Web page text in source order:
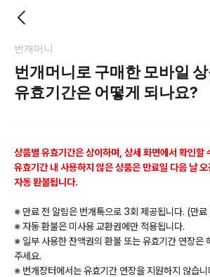
번개머니
번개머니로 구매한 모바일
유효기간은 어떻게 되나요?
상품별 유효기간은 상이하며, 상세 화면에서 확인할
유효기간 내 사용하지 않은 상품은 만료일 다음 날
자동 환불됩니다.
※ 만료 전 알림은 번개톡으로 3회 제공됩니다. (만
※ 자동 환불은 미사용 교환권에만 적용됩니다.
※ 일부 사용한 잔액권의 환불 또는 유효기간 연장은
주세요.
※ 번개장터에서는 유효기간 연장을 지원하지 않습니